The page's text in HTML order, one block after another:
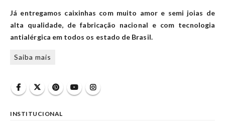
Já entregamos caixinhas com muito amor e semi joias de
alta qualidade, de fabricação nacional e com tecnologia
antialérgica em todos os estado de Brasil.
Saiba mais
INSTITUCIONAL